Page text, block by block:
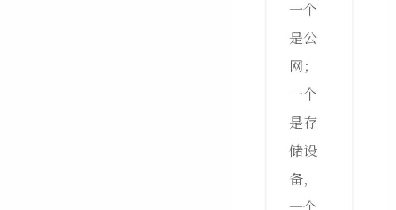
一个
是公
网；
一个
是存
储设
备，